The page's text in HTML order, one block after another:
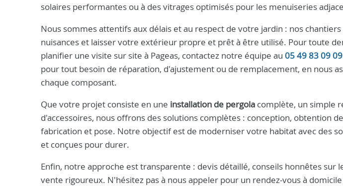
solaires performantes ou à des vitrages optimisés pour les menuiseries
Nous sommes attentifs aux délais et au respect de votre jardin : nos
nuisances et laisser votre extérieur propre et prêt à être utilisé. Pour toute
planifier une visite sur site à Pageas, contactez notre équipe au 05 49 83 09 09
pour tout besoin de réparation, d'ajustement ou de remplacement, en nous
chaque composant.
Que votre projet consiste en une installation de pergola complète, un simple
d'accessoires, nous offrons des solutions complètes : conception, obtention
fabrication et pose. Notre objectif est de moderniser votre habitat avec des
et conçues pour durer.
Enfin, notre approche est transparente : devis détaillé, conseils honnêtes sur
vente rigoureux. N'hésitez pas à nous appeler pour un rendez-vous à